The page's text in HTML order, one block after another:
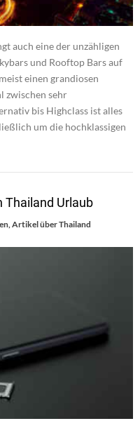
auch eine der unzähligen
und Rooftop Bars auf
einen grandiosen
zwischen sehr
bis Highclass ist alles
um die hochklassigen
Thailand Urlaub
,Artikel über Thailand